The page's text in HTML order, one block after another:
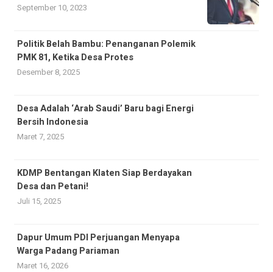
September 10, 2023
Politik Belah Bambu: Penanganan Polemik
PMK 81, Ketika Desa Protes
Desember 8, 2025
Desa Adalah ‘Arab Saudi’ Baru bagi Energi
Bersih Indonesia
Maret 7, 2025
KDMP Bentangan Klaten Siap Berdayakan
Desa dan Petani!
Juli 15, 2025
Dapur Umum PDI Perjuangan Menyapa
Warga Padang Pariaman
Maret 16, 2026